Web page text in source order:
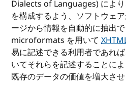
Dialects of Languages) によ
を構成するよう、ソフトウェ
ージから情報を自動的に抽出で
microformats を用いて
易に記述できる利用者であれ
いてそれらを記述することに
既存のデータの価値を増大させ